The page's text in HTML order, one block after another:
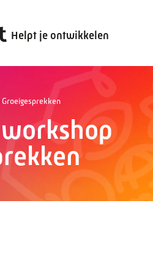
Helpt je ontwikkelen